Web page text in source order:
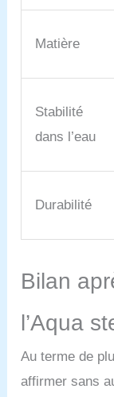
Matière
Stabilité
dans l’eau
Durabilité
Bilan
l’Aqua
Au terme de
affirmer sans